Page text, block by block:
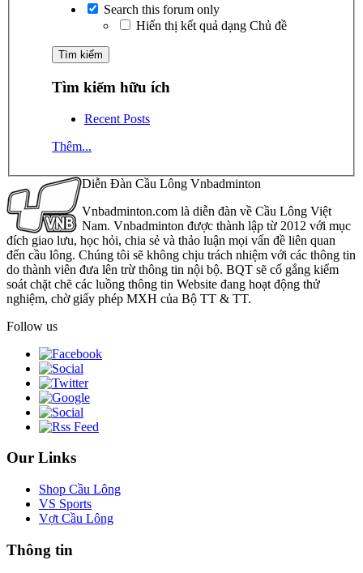
Search this forum only
Hiển thị kết quả dạng Chủ đề
Tìm kiếm hữu ích
Recent Posts
Thêm...
Diễn Đàn Cầu Lông Vnbadminton
Vnbadminton.com là diễn đàn về Cầu Lông Việt
Nam. Vnbadminton được thành lập từ 2012 với mục
đích giao lưu, học hỏi, chia sẻ và thảo luận mọi vấn đề liên quan
đến cầu lông. Chúng tôi sẽ không chịu trách nhiệm với các thông tin
do thành viên đưa lên trừ thông tin nội bộ. BQT sẽ cố gắng kiểm
soát chặt chẽ các luồng thông tin Website đang hoạt động thử
nghiệm, chờ giấy phép MXH của Bộ TT & TT.
Follow us
Our Links
Shop Cầu Lông
VS Sports
Vợt Cầu Lông
Thông tin